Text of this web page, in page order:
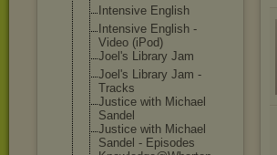
Intensive English
Intensive English -
Video (iPod)
Joel's Library Jam
Joel's Library Jam -
Tracks
Justice with Michael
Sandel
Justice with Michael
Sandel - Episodes